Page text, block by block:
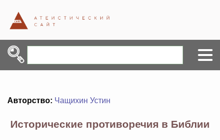
Авторство: Чащихин Устин
Исторические противоречия в Библии